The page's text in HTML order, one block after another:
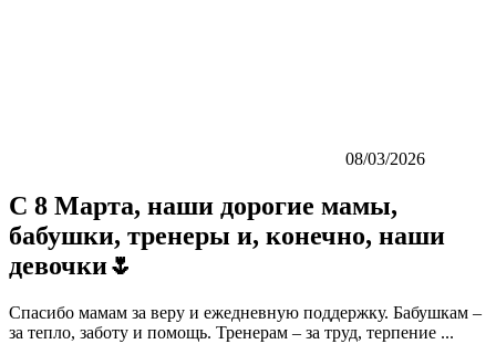
08/03/2026
С 8 Марта, наши дорогие мамы,
бабушки, тренеры и, конечно, наши
девочки🌷
Спасибо мамам за веру и ежедневную поддержку. Бабушкам –
за тепло, заботу и помощь. Тренерам – за труд, терпение ...